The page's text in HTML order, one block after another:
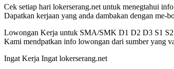
Cek setiap hari lokerserang.net untuk menegtahui
Dapatkan kerjaan yang anda dambakan dengan me-
Lowongan Kerja untuk SMA/SMK D1 D2 D3 S1 S2
Kami mendpatkan info lowongan dari sumber yang
Ingat Kerja Ingat lokerserang.net